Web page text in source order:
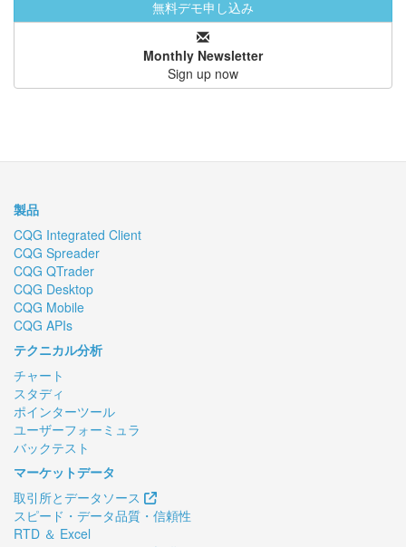
無料デモ申し込み
Monthly Newsletter
Sign up now
製品
CQG Integrated Client
CQG Spreader
CQG QTrader
CQG Desktop
CQG Mobile
CQG APIs
テクニカル分析
チャート
スタディ
ポインターツール
ユーザーフォーミュラ
バックテスト
マーケットデータ
取引所とデータソース
スピード・データ品質・信頼性
RTD ＆ Excel